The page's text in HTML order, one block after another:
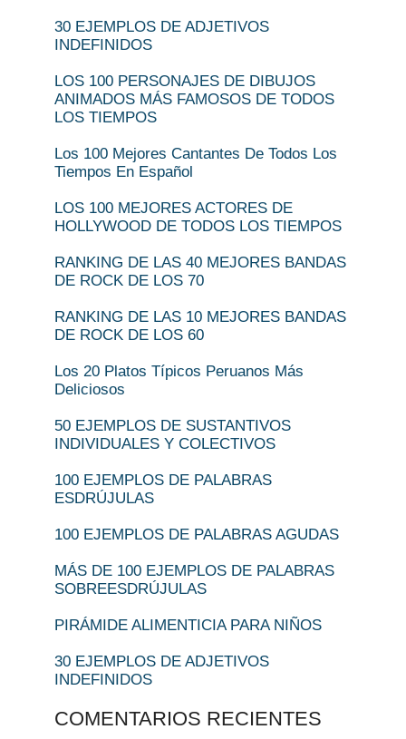
30 EJEMPLOS DE ADJETIVOS
INDEFINIDOS
LOS 100 PERSONAJES DE DIBUJOS
ANIMADOS MÁS FAMOSOS DE TODOS
LOS TIEMPOS
Los 100 Mejores Cantantes De Todos Los
Tiempos En Español
LOS 100 MEJORES ACTORES DE
HOLLYWOOD DE TODOS LOS TIEMPOS
RANKING DE LAS 40 MEJORES BANDAS
DE ROCK DE LOS 70
RANKING DE LAS 10 MEJORES BANDAS
DE ROCK DE LOS 60
Los 20 Platos Típicos Peruanos Más
Deliciosos
50 EJEMPLOS DE SUSTANTIVOS
INDIVIDUALES Y COLECTIVOS
100 EJEMPLOS DE PALABRAS
ESDRÚJULAS
100 EJEMPLOS DE PALABRAS AGUDAS
MÁS DE 100 EJEMPLOS DE PALABRAS
SOBREESDRÚJULAS
PIRÁMIDE ALIMENTICIA PARA NIÑOS
30 EJEMPLOS DE ADJETIVOS
INDEFINIDOS
COMENTARIOS RECIENTES